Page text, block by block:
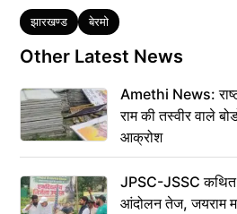
Tags
झारखण्ड बेरमो
Other Latest News
Amethi News:
राम की तस्वीर वाले
आक्रोश
JPSC-JSSC
आंदोलन तेज, जयराम